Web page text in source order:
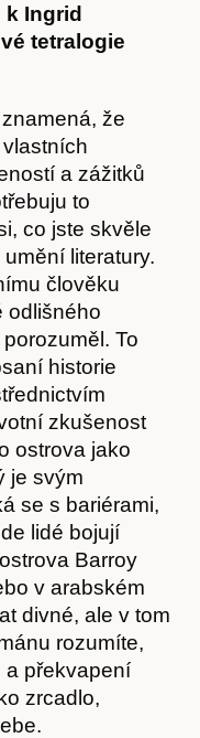
k Ingrid
tetralogie
že
a zážitků
to
co jste skvěle
literatury.
člověku
odlišného
To
historie
zkušenost
ostrova jako
je svým
se s bariérami,
lidé bojují
Barroy
v arabském
divné, ale v tom
rozumíte,
a překvapení
zrcadlo,